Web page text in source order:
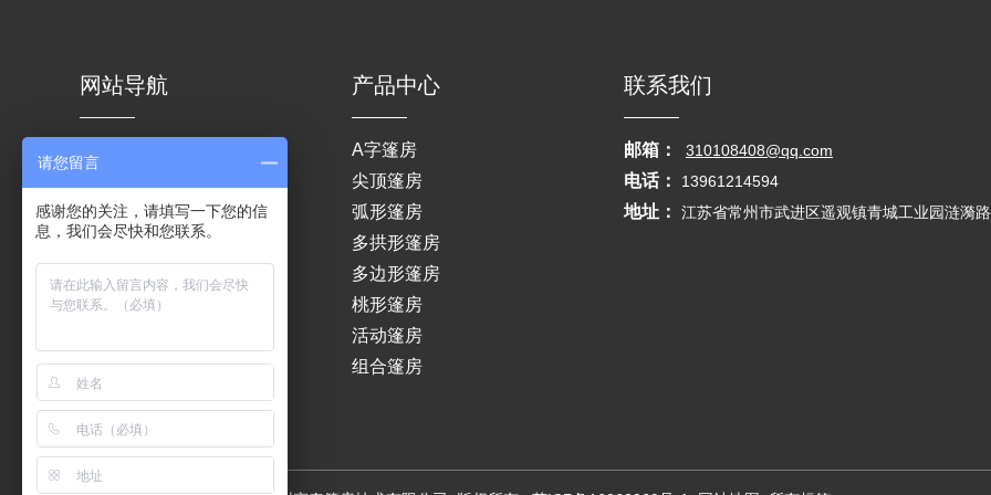
网站导航
网站首页
产品中心
租赁服务
成功案例
新闻中心
产品中心
A字篷房
尖顶篷房
弧形篷房
多拱形篷房
多边形篷房
桃形篷房
活动篷房
组合篷房
联系我们
邮箱： 310108408@qq.com
电话： 13961214594
地址： 江苏省常州市武进区遥观镇青城工业园涟漪
请您留言
感谢您的关注，请填写一下您的信
息，我们会尽快和您联系。